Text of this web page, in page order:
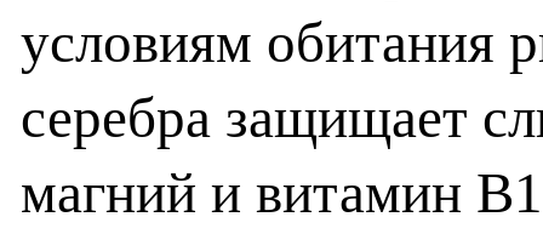
условиям обитания
серебра защищает
магний и витамин